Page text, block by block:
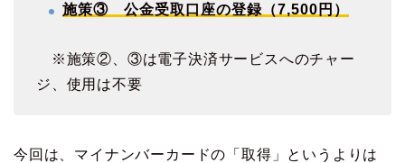
施策③ 公金受取口座の登録（7,500円）
※施策②、③は電子決済サービスへのチャー
ジ、使用は不要
今回は、マイナンバーカードの「取得」というよりは